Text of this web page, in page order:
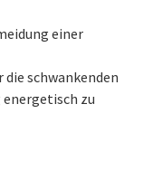
einer
schwankenden
energetisch zu